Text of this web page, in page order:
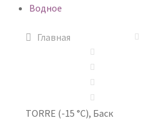
Водное
Главная
TORRE (-15 °C), Баск